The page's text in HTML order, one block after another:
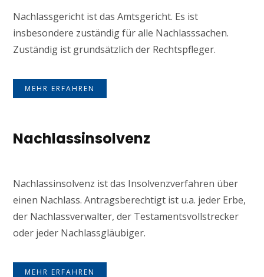
Nachlassgericht ist das Amtsgericht. Es ist
insbesondere zuständig für alle Nachlasssachen.
Zuständig ist grundsätzlich der Rechtspfleger.
MEHR ERFAHREN
Nachlassinsolvenz
Nachlassinsolvenz ist das Insolvenzverfahren über
einen Nachlass. Antragsberechtigt ist u.a. jeder Erbe,
der Nachlassverwalter, der Testamentsvollstrecker
oder jeder Nachlassgläubiger.
MEHR ERFAHREN